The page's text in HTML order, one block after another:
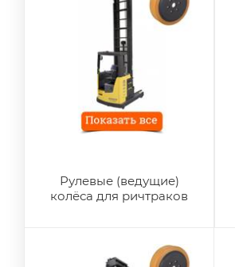
Рулевые (ведущие)
колёса для ричтраков